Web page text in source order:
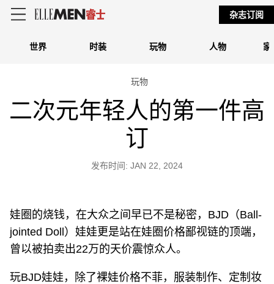
世界 时装 玩物 人物 家
杂志订阅
玩物
二次元年轻人的第一件高
订
发布时间: JAN 22, 2024
娃圈的烧钱，在大众之间早已不是秘密，BJD（Ball-
jointed Doll）娃娃更是站在娃圈价格鄙视链的顶端，
曾以被拍卖出22万的天价震惊众人。
玩BJD娃娃，除了裸娃价格不菲，服装制作、定制妆